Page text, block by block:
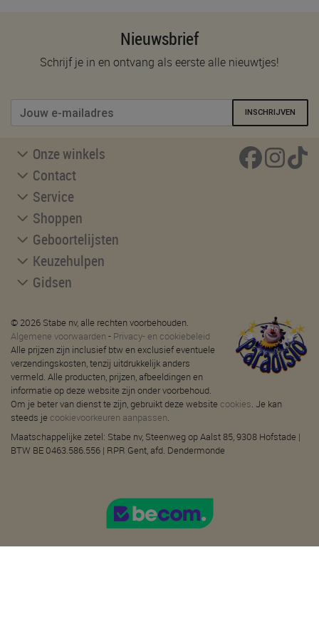
Nieuwsbrief
Schrijf je in en ontvang als eerste alle nieuwtjes!
INSCHRIJVEN
Onze winkels
Contact
Service
Shoppen
Geboortelijsten
Keuzehulpen
Gidsen
© 2026 Stabe nv, alle rechten voorbehouden.
Algemene voorwaarden - Privacy- en cookiebeleid
Alle prijzen zijn inclusief btw en exclusief eventuele
verzendingskosten, tenzij uitdrukkelijk anders
vermeld. Alle producten, prijzen, afbeeldingen en
informatie op deze website zijn onder voorbehoud.
Om je beter van dienst te zijn, gebruikt deze website cookies. Je kan
steeds je cookievoorkeuren aanpassen.
Maatschappelijke zetel: Stabe nv, Steenweg op Aalst 85, 9308 Hofstade |
BTW BE 0463.586.556 | RPR Gent, afd. Dendermonde